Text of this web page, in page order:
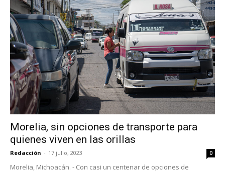
Morelia, sin opciones de transporte para
quienes viven en las orillas
Redacción - 17 julio, 2023 0
Morelia, Michoacán. - Con casi un centenar de opciones de